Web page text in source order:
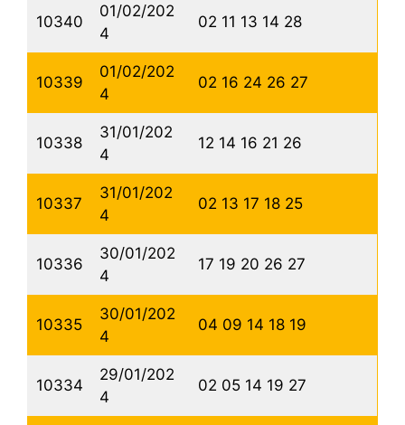
10340
01/02/202
4
02 11 13 14 28
10339
01/02/202
4
02 16 24 26 27
10338
31/01/202
4
12 14 16 21 26
10337
31/01/202
4
02 13 17 18 25
10336
30/01/202
4
17 19 20 26 27
10335
30/01/202
4
04 09 14 18 19
10334
29/01/202
4
02 05 14 19 27